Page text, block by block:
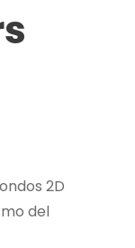
2D
del